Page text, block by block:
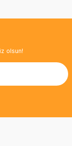
olsun!